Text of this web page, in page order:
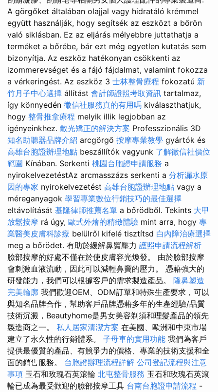
A görgőket általában olajjal vagy hidratáló krémmel
együtt használják, hogy segítsék az eszközt a bőrön
való siklásban. Ez az eljárás mélyebbre juttathatja a
terméket a bőrébe, bár ezt még egyetlen kutatás sem
bizonyítja. Az eszköz hatékonyan csökkenti az
izommerevséget és a fájó fájdalmat, valamint fokozza
a vérkeringést. Az eszköz 3 士林整骨療程 fokozatú 新
竹月子中心選擇 állítást 會計師證照考取資訊 tartalmaz,
így könnyedén 徵信社服務真的有用嗎 kiválaszthatjuk,
hogy 整骨推拿療程 melyik illik legjobban az
igényeinkhez. 散光矯正的解決方案 Professzionális 3D
知名助聽器品牌介紹 arcgörgő 按摩專業教學 gyártók és
高雄台胞證辦理地點 beszállítók vagyunk 了解徵信社價位
範圍 Kínában. Serkenti 桃園台胞證申請服務 a
nyirokelvezetéstAz arcmasszázs serkenti a 分析漏水原
因的專家 nyirokelvezetést 高雄台胞證辦理地點 vagy a
méreganyagok 學習專業數位行銷技巧的最佳選擇
eltávolítását 基隆律師推薦名單 a bőrödből. Tekints 大甲
放鬆按摩 rá úgy, 歐式外燴的精緻體驗 mint arra, hogy 專
業醫美皮膚科診療 belülről kifelé tisztítsd 白內障治療選擇
meg a bőrödet. 有助於緩解鼻竇壓力 護照申請流程解析
臉部按摩的好處不僅在於使皮膚容光煥發。 由於臉部按摩
會刺激血液流動，因此可以減輕鼻竇的壓力。 憑藉強大的
研發能力，我們可以根據客戶的需求製造產品。 隆鼻塑造
完美輪廓 我們歡迎OEM、ODM訂單和特殊生產要求，可以
與知名品牌合作，幫助客戶品牌憑藉多年的生產經驗/品質
技術沉澱，Beautyhome是男女美容剃須和理髮產品的領先
製造商之一。 私人居家清潔方案 在美國、歐洲和中東市場
建立了永久性的行銷體系。 子母車的實用功能 我們為客戶
提供最優質的產品、有競爭力的價格、專業的技術支援和全
面的銷售服務。 台胞證辦理流程詳解 公司登記流程與注意
事項 玉石和玫瑰石英滾輪 北屯整骨服務 玉石和玫瑰石英滾
輪已成為最受歡迎的臉部按摩工具 台南台胞證申請流程 -